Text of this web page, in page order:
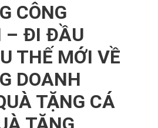
CÔNG
– ĐI ĐẦU
THẾ MỚI VỀ
DOANH
TẶNG CÁ